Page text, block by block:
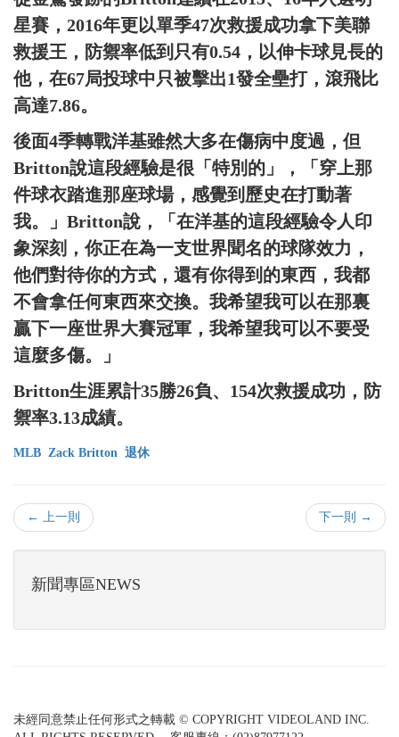
星賽，2016年更以單季47次救援成功拿下美聯
救援王，防禦率低到只有0.54，以伸卡球見長的
他，在67局投球中只被擊出1發全壘打，滾飛比
高達7.86。
後面4季轉戰洋基雖然大多在傷病中度過，但
Britton說這段經驗是很「特別的」，「穿上那
件球衣踏進那座球場，感覺到歷史在打動著
我。」Britton說，「在洋基的這段經驗令人印
象深刻，你正在為一支世界聞名的球隊效力，
他們對待你的方式，還有你得到的東西，我都
不會拿任何東西來交換。我希望我可以在那裏
贏下一座世界大賽冠軍，我希望我可以不要受
這麼多傷。」
Britton生涯累計35勝26負、154次救援成功，防
禦率3.13成績。
MLB Zack Britton 退休
← 上一則 下一則 →
新聞專區NEWS
未經同意禁止任何形式之轉載 © COPYRIGHT VIDEOLAND INC.